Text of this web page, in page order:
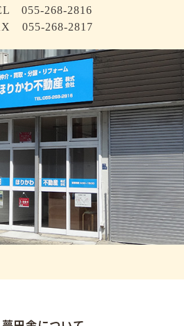
055-268-2816
055-268-2817